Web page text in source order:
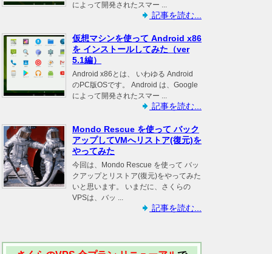
によって開発されたスマー ...
記事を読む...
仮想マシンを使って Android x86
を インストールしてみた（ver
5.1編）
Android x86とは、 いわゆる Android
のPC版OSです。 Android は、Google
によって開発されたスマー ...
記事を読む...
Mondo Rescue を使って バック
アップしてVMへリストア(復元)を
やってみた
今回は、Mondo Rescue を使って バッ
クアップとリストア(復元)をやってみた
いと思います。 いまだに、さくらの
VPSは、バッ ...
記事を読む...